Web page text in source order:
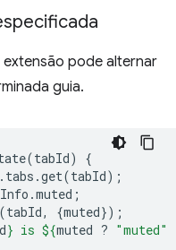
pode alternar
guia.
(tabId)
{
. tabs .get(tabId);
.muted ;
(tabId, {muted});
} is ${muted ? "muted"